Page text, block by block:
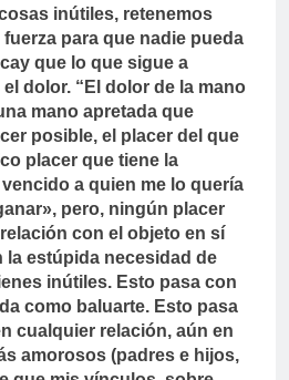
inútiles, retenemos
para que nadie pueda
que lo que sigue a
dolor. “El dolor de la mano
mano apretada que
posible, el placer del que
placer que tiene la
a quien me lo quería
pero, ningún placer
con el objeto en sí
la estúpida necesidad de
inútiles. Esto pasa con
como baluarte. Esto pasa
cualquier relación, aún en
amorosos (padres e hijos,